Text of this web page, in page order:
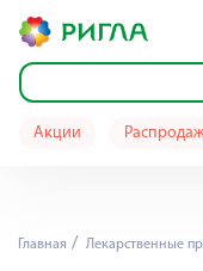
Акции
Главная Лекарственные